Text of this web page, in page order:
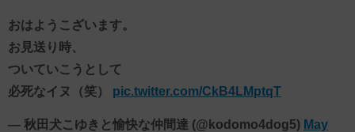
おはようこざいます。
お見送り時、
ついていこうとして
必死なイヌ（笑） pic.twitter.com/CkB4LMptqT
— 秋田犬こゆきと愉快な仲間達 (@kodomo4dog5) May